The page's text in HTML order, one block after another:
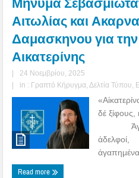
Αιτωλίας και
Δαμασκηνου για την
Αικατερίνης
|
24 Νοεμβρίου, 2025
|
in : Γραπτό Κήρυγμα Δελτία Τύπου
δέ
ἀδελφοί,
Read more